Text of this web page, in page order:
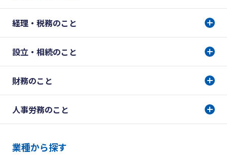
経理・税務のこと
設立・相続のこと
財務のこと
人事労務のこと
業種から探す